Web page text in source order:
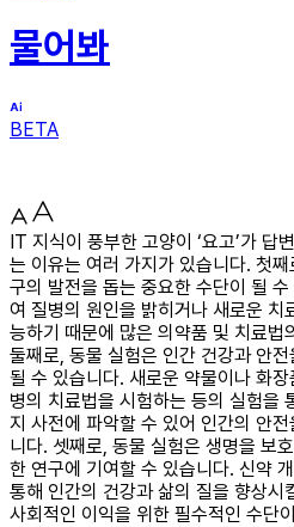
물어봐
BETA
IT 지식이 풍부한 고양이 ‘요고’가 답
는 이유는 여러 가지가 있습니다. 첫
구의 발전을 돕는 중요한 수단이 될
여 질병의 원인을 밝히거나 새로운 치
능하기 때문에 많은 의약품 및 치료법
둘째로, 동물 실험은 인간 건강과 안
될 수 있습니다. 새로운 약물이나 화
병의 치료법을 시험하는 등의 실험을
지 사전에 파악할 수 있어 인간의 안
니다. 셋째로, 동물 실험은 생명을 보
한 연구에 기여할 수 있습니다. 신약
통해 인간의 건강과 삶의 질을 향상시
사회적인 이익을 위한 필수적인 수단